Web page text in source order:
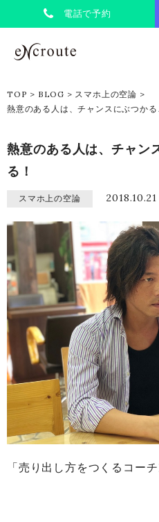
電話で予約
eNcroute｜葛
TOP > BLOG > スマホ上の空論 >
熱意のある人は、チャンスにぶつかる
熱意のある人は、チャン
る！
スマホ上の空論 2018.10.21
「売り出し方をつくるコーチ